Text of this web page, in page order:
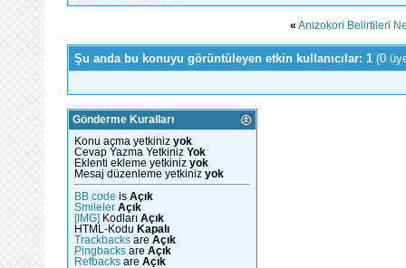
« Anizokori Belirtileri
Şu anda bu konuyu görüntüleyen etkin kullanıcılar: 1 (0
Gönderme Kuralları
Konu açma yetkiniz yok
Cevap Yazma Yetkiniz Yok
Eklenti ekleme yetkiniz yok
Mesaj düzenleme yetkiniz yok
BB code is Açık
Smileler Açık
[IMG]
Kodları Açık
HTML-Kodu Kapalı
Trackbacks are Açık
Pingbacks are Açık
Refbacks are Açık